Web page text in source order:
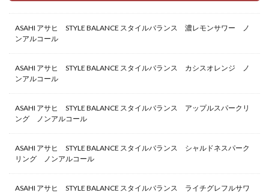
ASAHI アサヒ STYLE BALANCE スタイルバランス 濃レモンサワー ノ
ンアルコール
ASAHI アサヒ STYLE BALANCE スタイルバランス カシスオレンジ ノ
ンアルコール
ASAHI アサヒ STYLE BALANCE スタイルバランス アップルスパークリ
ング ノンアルコール
ASAHI アサヒ STYLE BALANCE スタイルバランス シャルドネスパーク
リング ノンアルコール
ASAHI アサヒ STYLE BALANCE スタイルバランス ライチグレフルサワ